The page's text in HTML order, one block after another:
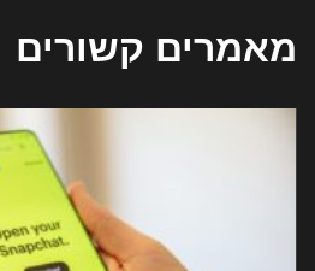
מאמרים קשורים